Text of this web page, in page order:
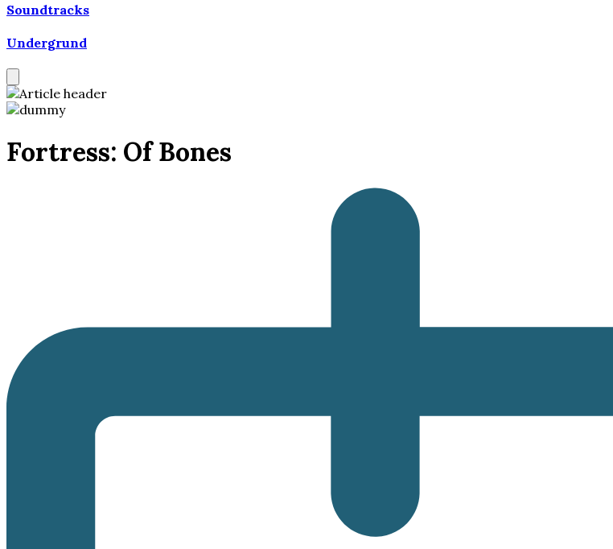
Soundtracks
Undergrund
Fortress: Of Bones